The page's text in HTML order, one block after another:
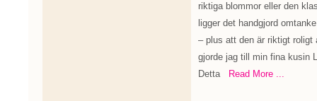
riktiga blommor eller den
ligger det handgjord
– plus att den är riktigt
gjorde jag till min fina kusin
DettaRead More ...